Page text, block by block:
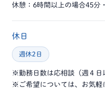
休憩：6時間以上の場合45分
休日
週休2日
※勤務日数は応相談（週４日
※ご希望については、お気軽